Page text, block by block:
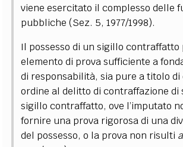
viene esercitato il complesso delle
pubbliche (Sez. 5, 1977/1998).
Il possesso di un sigillo
elemento di prova sufficiente a
di responsabilità, sia pure a titolo di
ordine al delitto di contraffazione di
sigillo contraffatto, ove l’imputato
fornire una prova rigorosa di una
del possesso, o la prova non risulti